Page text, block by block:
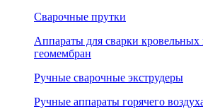
Сварочные прутки
Аппараты для сварки
геомембран
Ручные сварочные экструдеры
Ручные аппараты горячего